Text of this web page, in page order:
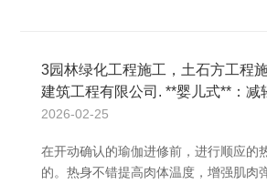
3园林绿化工程施工，土石方工程
建筑工程有限公司. **婴儿式**：减
2026-02-25
在开动确认的瑜伽进修前，进行顺应的
的。热身不错提高肉体温度，增强肌肉